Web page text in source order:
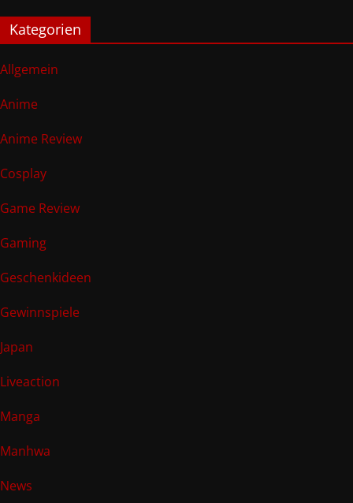
Kategorien
Allgemein
Anime
Anime Review
Cosplay
Game Review
Gaming
Geschenkideen
Gewinnspiele
Japan
Liveaction
Manga
Manhwa
News